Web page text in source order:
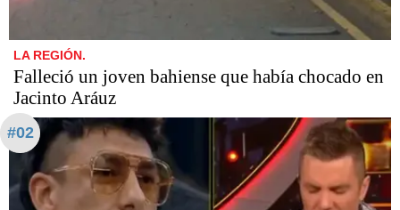
LA REGIÓN.
Falleció un joven bahiense que había chocado en
Jacinto Aráuz
#02